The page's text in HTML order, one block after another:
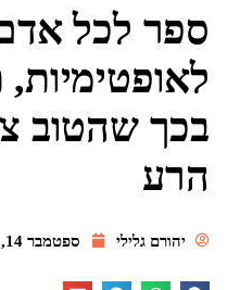
ספר לכל
לאופטימיות,
בכך שהטוב
הרע
יהורם גלילי ספטמבר 14, 2025